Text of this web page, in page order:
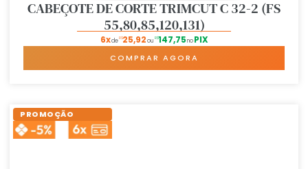
CABEÇOTE DE CORTE TRIMCUT C 32-2 (FS
55,80,85,120,131)
6xdeR$25,92ou R$147,75no PIX
COMPRAR AGORA
PROMOÇÃO